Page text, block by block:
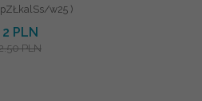
w25 )
2 PLN
PLN